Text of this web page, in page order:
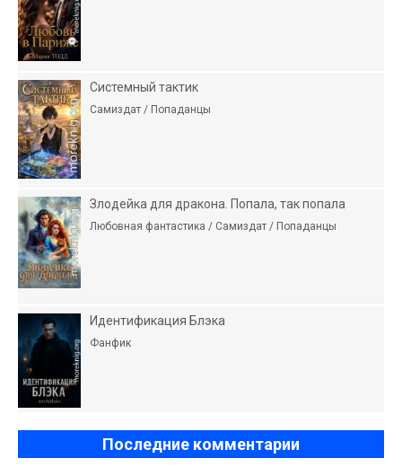
Системный тактик
Самиздат / Попаданцы
Злодейка для дракона. Попала, так попала
Любовная фантастика / Самиздат / Попаданцы
Идентификация Блэка
Фанфик
Последние комментарии